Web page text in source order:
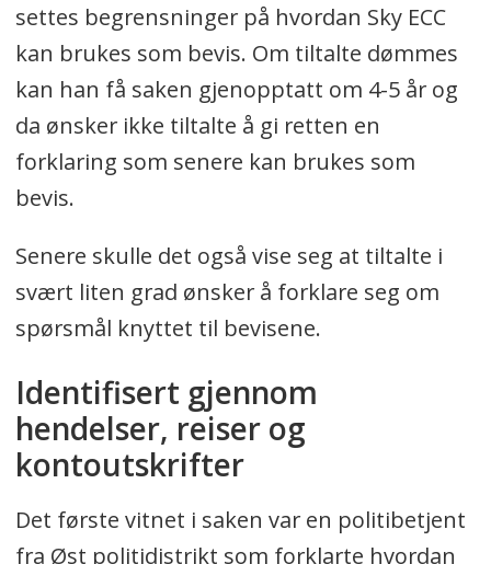
settes begrensninger på hvordan Sky ECC
kan brukes som bevis. Om tiltalte dømmes
kan han få saken gjenopptatt om 4-5 år og
da ønsker ikke tiltalte å gi retten en
forklaring som senere kan brukes som
bevis.
Senere skulle det også vise seg at tiltalte i
svært liten grad ønsker å forklare seg om
spørsmål knyttet til bevisene.
Identifisert gjennom
hendelser, reiser og
kontoutskrifter
Det første vitnet i saken var en politibetjent
fra Øst politidistrikt som forklarte hvordan